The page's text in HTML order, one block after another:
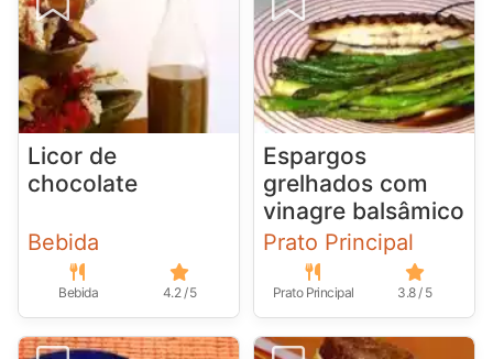
Licor de
chocolate
Bebida
Bebida 4.2 / 5
Espargos
grelhados com
vinagre balsâmico
Prato Principal
Prato Principal 3.8 / 5